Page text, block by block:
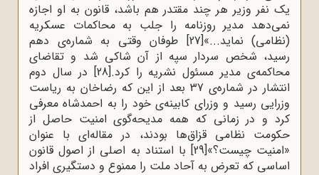
یک نفر وزیر هر چند مقتدر هم باشد، قانون به او اجازه
نمی‌دهد مدیر روزنامه را جلب به محاکمات عسکریه
(نظامی) نماید...»[27]
طوفان وقتی به شماره‌ی دهم
رسید، شخص سردار سپه از آن شاکی شد و تقاضای
محاکمه‌ی مدیر مسئول نشریه را کرد.[28]
در سال دوم
انتشار در شماره‌ی 37 بعد از این ‌که رضاخان به ریاست
وزرایی رسید و وزرای کابینه‌ی خود را به احمدشاه معرفی
کرد و در زمانی که همه مدیحه‌گوی امنیت حاصل از
حکومت نظامی قزاق‌ها بودند، در مقاله‌ای با عنوان
«امنیت چیست؟»[29]
با استناد به اصلی از اصول قانون
اساسی که تعرض به آحاد ملت را ممنوع و دستگیری افراد